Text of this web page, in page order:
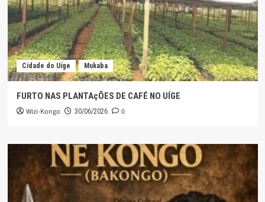
Cidade do Uíge Mukaba
FURTO NAS PLANTAçÕES DE CAFÉ NO UÍGE
Wizi-Kongo 30/06/2026 0